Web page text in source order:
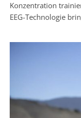
Konzentration
EEG-Technologie